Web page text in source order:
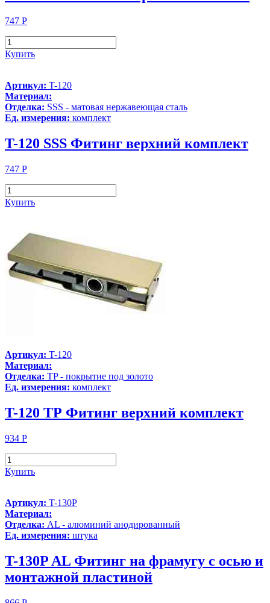
747 Р
Купить
Артикул: T-120
Материал:
Отделка: SSS - матовая нержавеющая сталь
Ед. измерения: комплект
T-120 SSS Фитинг верхний комплект
747 Р
Купить
Артикул: T-120
Материал:
Отделка: TP - покрытие под золото
Ед. измерения: комплект
T-120 ТР Фитинг верхний комплект
934 Р
Купить
Артикул: T-130P
Материал:
Отделка: AL - алюминий анодированный
Ед. измерения: штука
T-130P AL Фитинг на фрамугу с осью и
монтажной пластиной